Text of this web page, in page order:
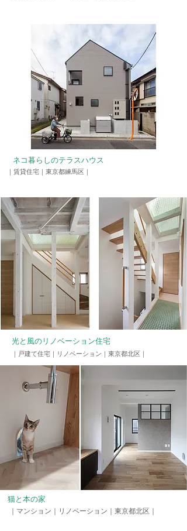
ネコ暮らしのテラスハウス
​｜賃貸住宅｜東京都練馬区｜
​光と風のリノベーション住宅
｜戸建て住宅｜リノベーション ​｜東京都北区｜
​猫と本の家
｜マンション｜リノベーション ​｜東京都北区｜